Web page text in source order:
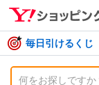
毎日引けるく